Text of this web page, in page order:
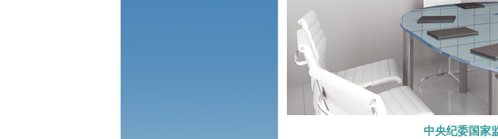
中央纪委国家